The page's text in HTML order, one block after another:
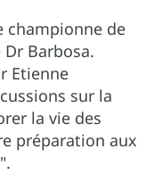
championne de
Barbosa.
Etienne
sur la
la vie des
préparation aux